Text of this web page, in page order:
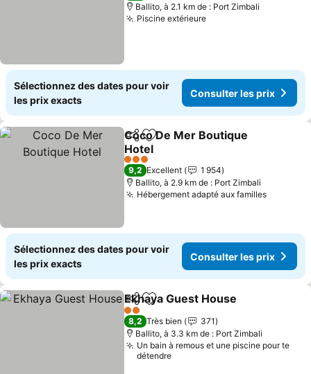
Ballito, à 2.1 km de : Port Zimbali
Piscine extérieureConsulter les prix
Sélectionnez des dates pour voir
les prix exacts
Consulter les prix
PartagerAjouter à mes favoris
Coco De Mer Boutique
Hotel
Consulter les prix
3 Étoiles
9,2 Excellent
1 954
Ballito, à 2.9 km de : Port Zimbali
Hébergement adapté aux familles
Sélectionnez des dates pour voir
les prix exacts
Consulter les prix
PartagerAjouter à mes favoris
Ekhaya Guest House
2 Étoiles
8,2 Très bien
371
Ballito, à 3.3 km de : Port Zimbali
Un bain à remous et une piscine pour te
détendre